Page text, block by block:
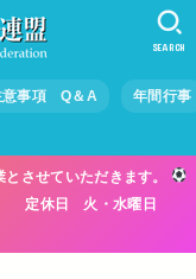
意事項 Q＆A 年間行事
SEARCH
させていただきます。
定休日 火・水曜日